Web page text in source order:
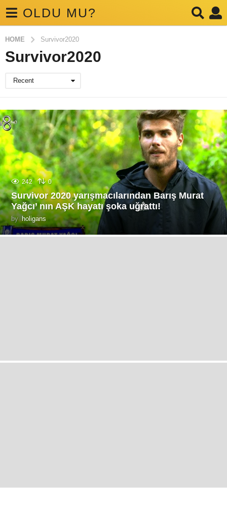
OLDU MU?
HOME Survivor2020
Survivor2020
Recent
242 0
Survivor 2020 yarışmacılarından Barış Murat
Yağcı’ nın AŞK hayatı şoka uğrattı!
by holigans